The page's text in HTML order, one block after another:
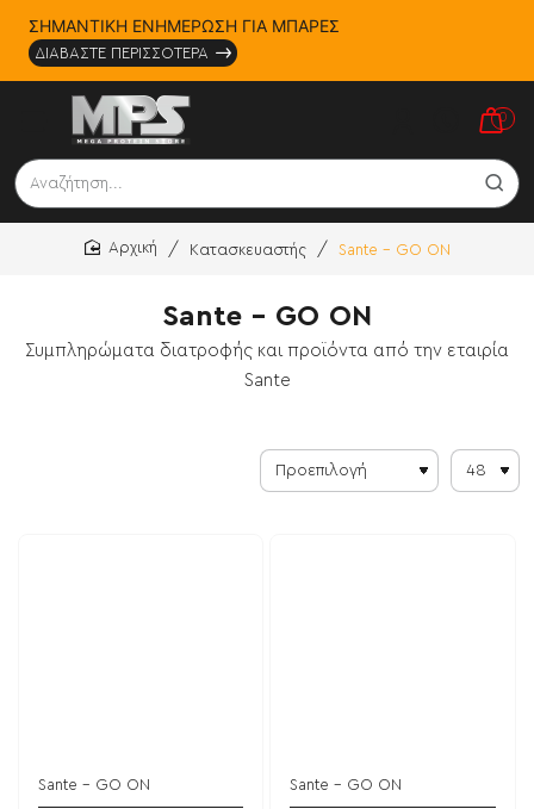
ΣΗΜΑΝΤΙΚΗ ΕΝΗΜΕΡΩΣΗ ΓΙΑ ΜΠΑΡΕΣ
ΔΙΑΒΑΣΤΕ ΠΕΡΙΣΣΟΤΕΡΑ
0
Αναζήτηση...
Sante - GO ON
Συμπληρώματα διατροφής και προϊόντα από την εταιρία
Sante
Κατασκευαστής Sante - GO ON
Sante - GO ON Sante - GO ON